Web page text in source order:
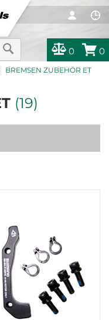
0 0
BREMSEN ZUBEHÖR ET
(19)